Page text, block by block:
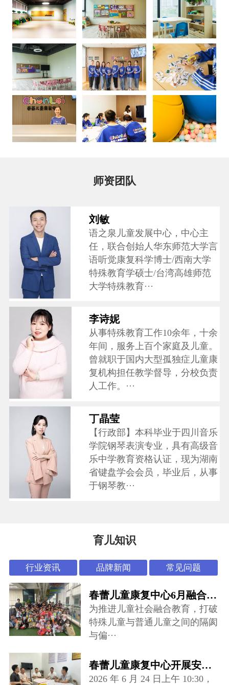
师资团队
刘敏
语之泉儿童发展中心，中心主
任，联合创始人华东师范大学言
语听觉康复科学博士/西南大学
特殊教育学硕士/台湾高雄师范
大学特殊教育···
李诗妮
从事特殊教育工作10余年，十余
年间，服务上百个家庭及儿童。
曾就职于国内大型孤独症儿童康
复机构担任教学督导，分校负责
人工作。···
丁晶莹
【行政部】本科毕业于四川音乐
学院钢琴表演专业，具有高级音
乐中学教育资格认证，现为湖南
省键盘学会会员，毕业后，从事
于钢琴教···
育儿知识
行业资讯 品牌新闻 常见问题
春蕾儿童康复中心6月融合活动：“怪可爱市集”开张啦~
为推进儿童社会融合教育，打破
特殊儿童与普通儿童之间的隔阂
与偏···
春蕾儿童康复中心开展安全专项督导检查
2026 年 6 月 24 日上午 10:30，